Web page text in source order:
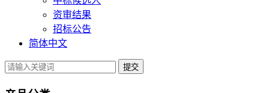
资审结果
招标公告
简体中文
提交